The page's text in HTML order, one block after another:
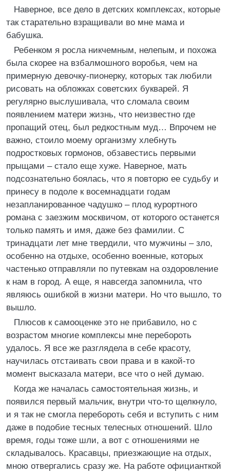
Наверное, все дело в детских комплексах, которые
так старательно взращивали во мне мама и
бабушка.
Ребенком я росла никчемным, нелепым, и похожа
была скорее на взбалмошного воробья, чем на
примерную девочку-пионерку, которых так любили
рисовать на обложках советских букварей. Я
регулярно выслушивала, что сломала своим
появлением матери жизнь, что неизвестно где
пропащий отец, был редкостным муд… Впрочем не
важно, стоило моему организму хлебнуть
подростковых гормонов, обзавестись первыми
прыщами – стало еще хуже. Наверное, мать
подсознательно боялась, что я повторю ее судьбу и
принесу в подоле к восемнадцати годам
незапланированное чадушко – плод курортного
романа с заезжим москвичом, от которого останется
только память и имя, даже без фамилии. С
тринадцати лет мне твердили, что мужчины – зло,
особенно на отдыхе, особенно военные, которых
частенько отправляли по путевкам на оздоровление
к нам в город. А еще, я навсегда запомнила, что
являюсь ошибкой в жизни матери. Но что вышло, то
вышло.
Плюсов к самооценке это не прибавило, но с
возрастом многие комплексы мне перебороть
удалось. Я все же разглядела в себе красоту,
научилась отстаивать свои права и в какой-то
момент высказала матери, все что о ней думаю.
Когда же началась самостоятельная жизнь, и
появился первый мальчик, внутри что-то щелкнуло,
и я так не смогла перебороть себя и вступить с ним
даже в подобие тесных телесных отношений. Шло
время, годы тоже шли, а вот с отношениями не
складывалось. Красавцы, приезжающие на отдых,
мною отвергались сразу же. На работе официанткой